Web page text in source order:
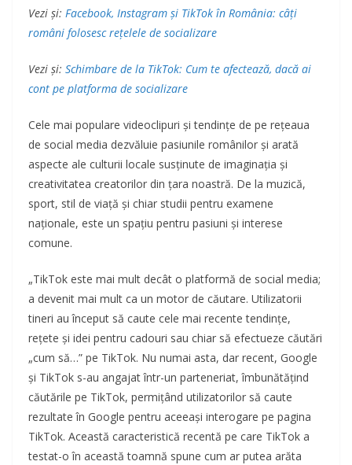
Vezi și: Facebook, Instagram și TikTok în România: câți
români folosesc rețelele de socializare
Vezi și: Schimbare de la TikTok: Cum te afectează, dacă ai
cont pe platforma de socializare
Cele mai populare videoclipuri și tendințe de pe rețeaua
de social media dezvăluie pasiunile românilor și arată
aspecte ale culturii locale susținute de imaginația și
creativitatea creatorilor din țara noastră. De la muzică,
sport, stil de viață și chiar studii pentru examene
naționale, este un spațiu pentru pasiuni și interese
comune.
„TikTok este mai mult decât o platformă de social media;
a devenit mai mult ca un motor de căutare. Utilizatorii
tineri au început să caute cele mai recente tendințe,
rețete și idei pentru cadouri sau chiar să efectueze căutări
„cum să…” pe TikTok. Nu numai asta, dar recent, Google
și TikTok s-au angajat într-un parteneriat, îmbunătățind
căutările pe TikTok, permițând utilizatorilor să caute
rezultate în Google pentru aceeași interogare pe pagina
TikTok. Această caracteristică recentă pe care TikTok a
testat-o în această toamnă spune cum ar putea arăta